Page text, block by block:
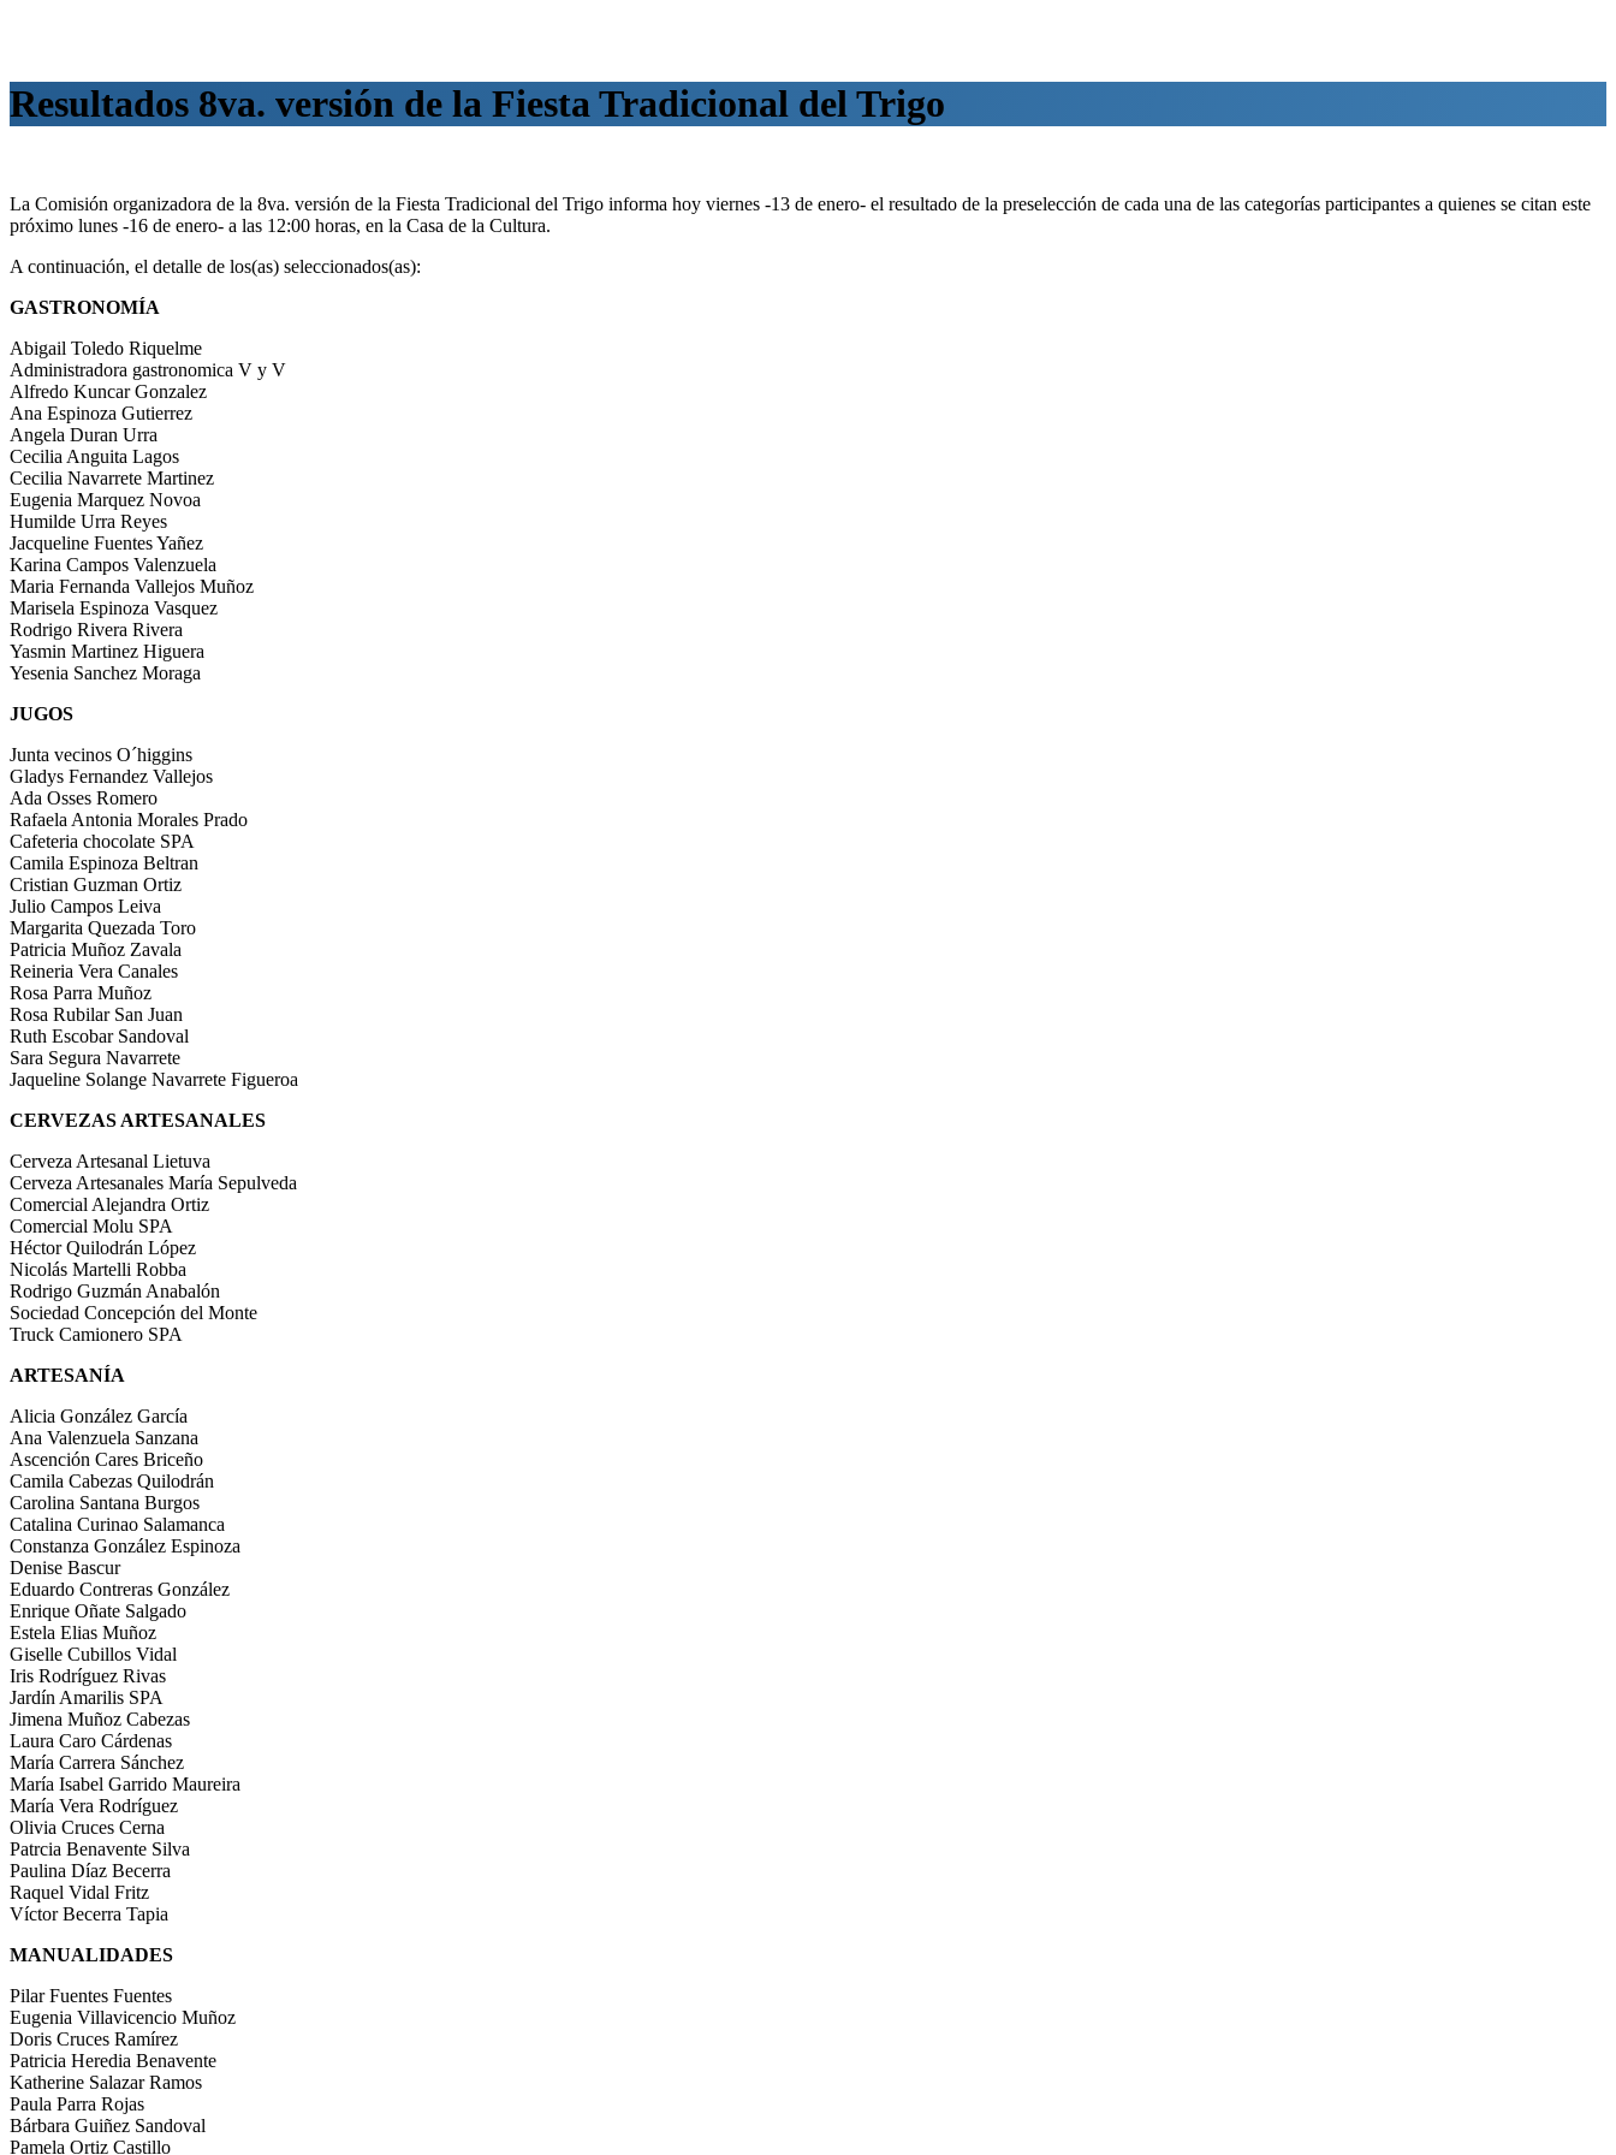
Resultados 8va. versión de la Fiesta Tradicional del Trigo
La Comisión organizadora de la 8va. versión de la Fiesta Tradicional del Trigo informa hoy viernes -13 de enero- el resultado de la preselección de cada una de las categorías participantes a quienes se citan este
próximo lunes -16 de enero- a las 12:00 horas, en la Casa de la Cultura.
A continuación, el detalle de los(as) seleccionados(as):
GASTRONOMÍA
Abigail Toledo Riquelme
Administradora gastronomica V y V
Alfredo Kuncar Gonzalez
Ana Espinoza Gutierrez
Angela Duran Urra
Cecilia Anguita Lagos
Cecilia Navarrete Martinez
Eugenia Marquez Novoa
Humilde Urra Reyes
Jacqueline Fuentes Yañez
Karina Campos Valenzuela
Maria Fernanda Vallejos Muñoz
Marisela Espinoza Vasquez
Rodrigo Rivera Rivera
Yasmin Martinez Higuera
Yesenia Sanchez Moraga
JUGOS
Junta vecinos O´higgins
Gladys Fernandez Vallejos
Ada Osses Romero
Rafaela Antonia Morales Prado
Cafeteria chocolate SPA
Camila Espinoza Beltran
Cristian Guzman Ortiz
Julio Campos Leiva
Margarita Quezada Toro
Patricia Muñoz Zavala
Reineria Vera Canales
Rosa Parra Muñoz
Rosa Rubilar San Juan
Ruth Escobar Sandoval
Sara Segura Navarrete
Jaqueline Solange Navarrete Figueroa
CERVEZAS ARTESANALES
Cerveza Artesanal Lietuva
Cerveza Artesanales María Sepulveda
Comercial Alejandra Ortiz
Comercial Molu SPA
Héctor Quilodrán López
Nicolás Martelli Robba
Rodrigo Guzmán Anabalón
Sociedad Concepción del Monte
Truck Camionero SPA
ARTESANÍA
Alicia González García
Ana Valenzuela Sanzana
Ascención Cares Briceño
Camila Cabezas Quilodrán
Carolina Santana Burgos
Catalina Curinao Salamanca
Constanza González Espinoza
Denise Bascur
Eduardo Contreras González
Enrique Oñate Salgado
Estela Elias Muñoz
Giselle Cubillos Vidal
Iris Rodríguez Rivas
Jardín Amarilis SPA
Jimena Muñoz Cabezas
Laura Caro Cárdenas
María Carrera Sánchez
María Isabel Garrido Maureira
María Vera Rodríguez
Olivia Cruces Cerna
Patrcia Benavente Silva
Paulina Díaz Becerra
Raquel Vidal Fritz
Víctor Becerra Tapia
MANUALIDADES
Pilar Fuentes Fuentes
Eugenia Villavicencio Muñoz
Doris Cruces Ramírez
Patricia Heredia Benavente
Katherine Salazar Ramos
Paula Parra Rojas
Bárbara Guiñez Sandoval
Pamela Ortiz Castillo